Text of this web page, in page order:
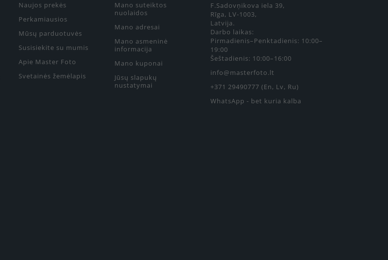
Naujos prekės
Perkamiausios
Mūsų parduotuvės
Susisiekite su mumis
Apie Master Foto
Svetainės žemėlapis
Mano suteiktos
nuolaidos
Mano adresai
Mano asmeninė
informacija
Mano kuponai
Jūsų slapukų
nustatymai
F.Sadovņikova iela 39,
Rīga, LV-1003,
Latvija.
Darbo laikas:
Pirmadienis–Penktadienis: 10:00–
19:00
Šeštadienis: 10:00–16:00
info@masterfoto.lt
+371 29490777 (En, Lv, Ru)
WhatsApp - bet kuria kalba